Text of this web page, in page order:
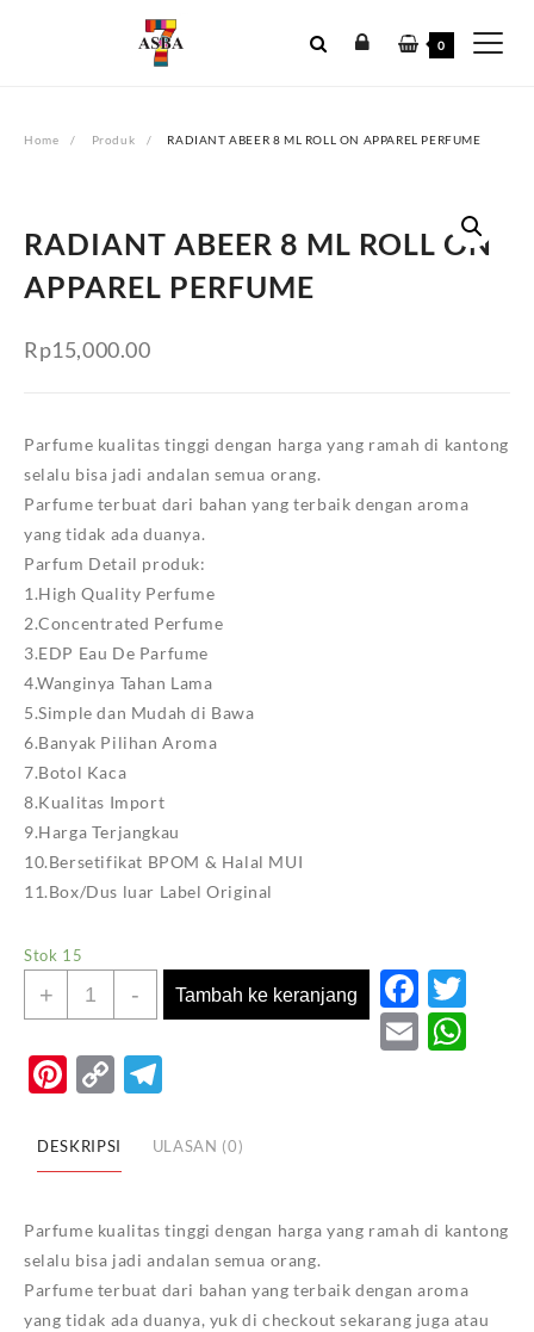
0
Home Produk RADIANT ABEER 8 ML ROLL ON APPAREL PERFUME
RADIANT ABEER 8 ML ROLL ON
APPAREL PERFUME
Rp15,000.00
Parfume kualitas tinggi dengan harga yang ramah di kantong
selalu bisa jadi andalan semua orang.
Parfume terbuat dari bahan yang terbaik dengan aroma
yang tidak ada duanya.
Parfum Detail produk:
1.High Quality Perfume
2.Concentrated Perfume
3.EDP Eau De Parfume
4.Wanginya Tahan Lama
5.Simple dan Mudah di Bawa
6.Banyak Pilihan Aroma
7.Botol Kaca
8.Kualitas Import
9.Harga Terjangkau
10.Bersetifikat BPOM & Halal MUI
11.Box/Dus luar Label Original
Stok 15
+
Kuantitas
RADIANT
PERFUME
- Tambah ke keranjang
Email
Pinterest
Copy
DESKRIPSI ULASAN (0)
Parfume kualitas tinggi dengan harga yang ramah di kantong
selalu bisa jadi andalan semua orang.
Parfume terbuat dari bahan yang terbaik dengan aroma
yang tidak ada duanya, yuk di checkout sekarang juga atau